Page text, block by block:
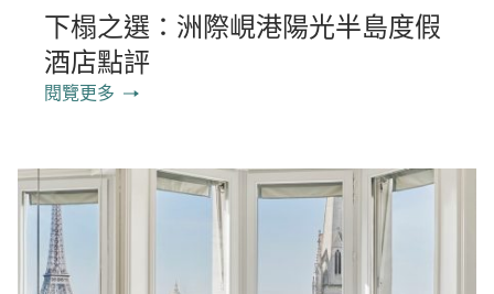
下榻之選：洲際峴港陽光半島度假
酒店點評
閱覽更多